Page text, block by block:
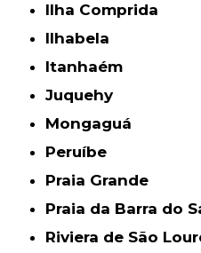
Ilha Comprida
Ilhabela
Itanhaém
Juquehy
Mongaguá
Peruíbe
Praia Grande
Praia da Barra do
Riviera de São